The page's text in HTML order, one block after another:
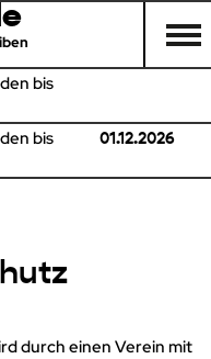
bis
bis 01.12.2026
durch einen Verein mit